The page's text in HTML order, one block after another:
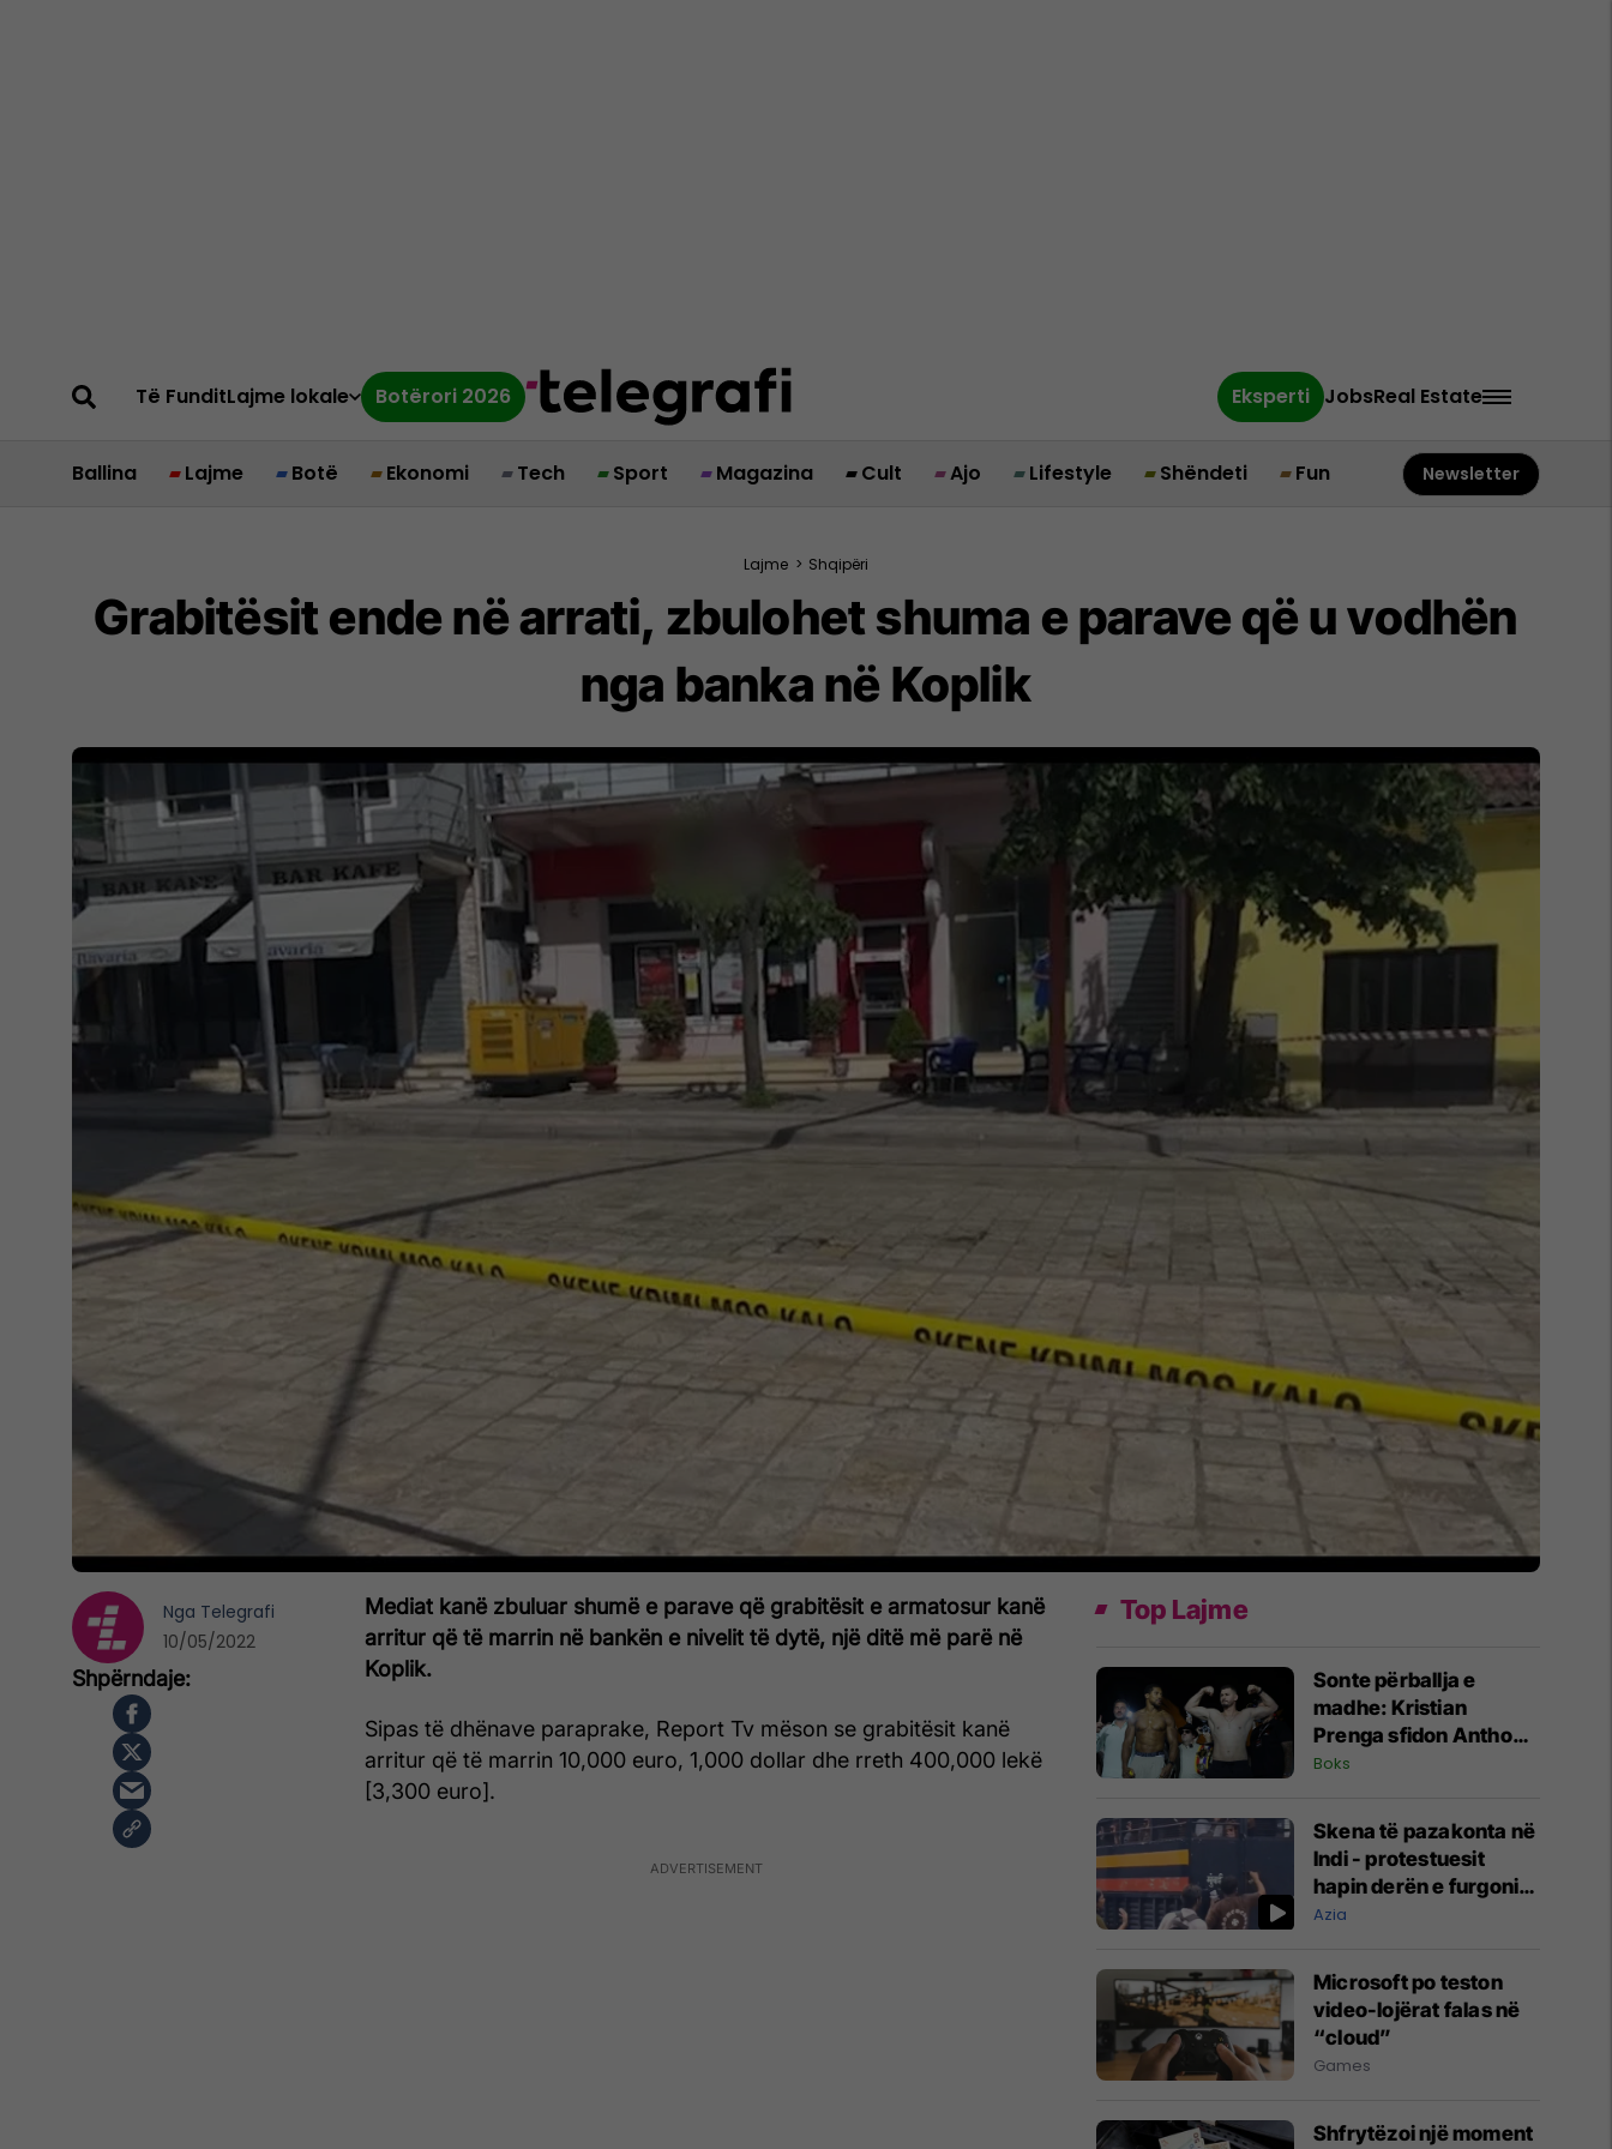
Të FunditLajme lokale Botërori 2026 Eksperti JobsReal Estate
Ballina Lajme Botë Ekonomi Tech Sport Magazina Cult Ajo Lifestyle Shëndeti Fun Newsletter
Lajme > Shqipëri
Grabitësit ende në arrati, zbulohet shuma e parave që u vodhën
nga banka në Koplik
Mediat kanë zbuluar shumë e parave që grabitësit e armatosur kanë
arritur që të marrin në bankën e nivelit të dytë, një ditë më parë në
Koplik.
Sipas të dhënave paraprake, Report Tv mëson se grabitësit kanë
arritur që të marrin 10,000 euro, 1,000 dollar dhe rreth 400,000 lekë
[3,300 euro].
Nga Telegrafi
10/05/2022
Top Lajme
Sonte përballja e
madhe: Kristian
Prenga sfidon Anthony
Joshuan në Arabinë
Boks
Skena të pazakonta në
Indi - protestuesit
hapin derën e furgonit
të policisë dhe lirojnë
Azia
Microsoft po teston
video-lojërat falas në
“cloud”
Games
Shfrytëzoi një moment